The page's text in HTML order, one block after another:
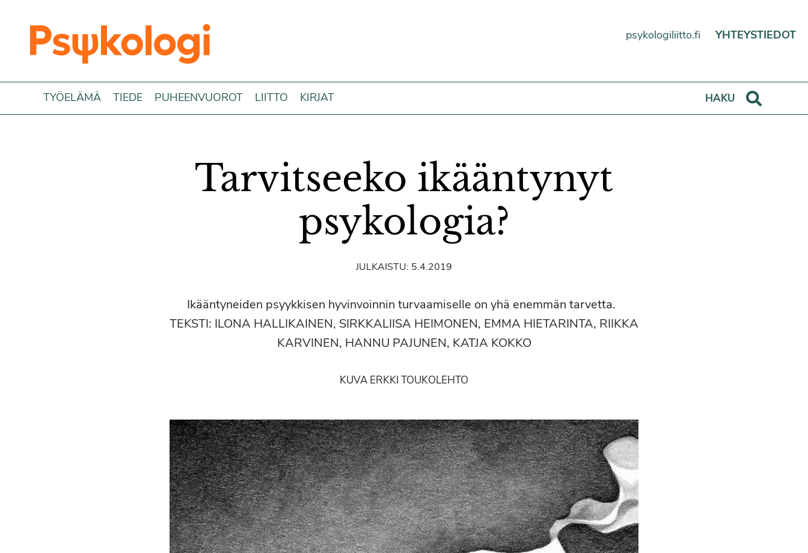
psykologiliitto.fi
YHTEYSTIEDOT
TYÖELÄMÄ TIEDE PUHEENVUOROT LIITTO KIRJAT
HAKU
Tarvitseeko ikääntynyt
psykologia?
JULKAISTU: 5.4.2019
Ikääntyneiden psyykkisen hyvinvoinnin turvaamiselle on yhä enemmän tarvetta.
TEKSTI: ILONA HALLIKAINEN, SIRKKALIISA HEIMONEN, EMMA HIETARINTA, RIIKKA
KARVINEN, HANNU PAJUNEN, KATJA KOKKO
KUVA ERKKI TOUKOLEHTO